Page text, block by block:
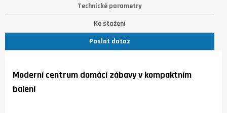
Technické parametry
Ke stažení
Poslat dotaz
Moderní centrum domácí zábavy v kompaktním
balení